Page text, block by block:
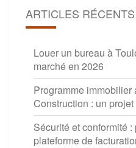
ARTICLES RÉCENTS
Louer un bureau à
marché en 2026
Programme immobilier
Construction : un
Sécurité et conformité
plateforme de